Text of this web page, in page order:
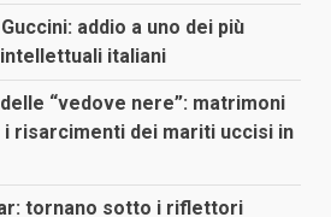
addio a uno dei più
italiani
“vedove nere”: matrimoni
risarcimenti dei mariti uccisi in
tornano sotto i riflettori